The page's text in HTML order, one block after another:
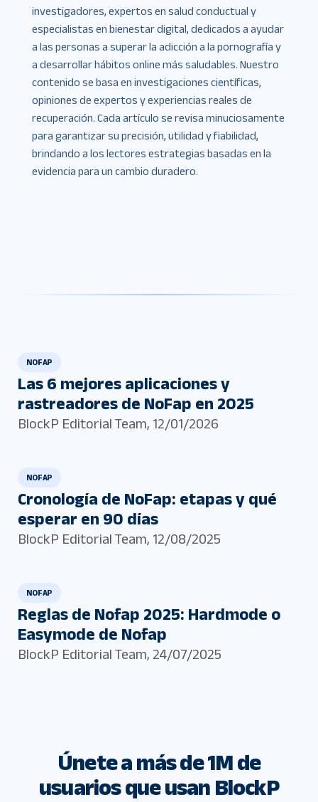
investigadores, expertos en salud conductual y
especialistas en bienestar digital, dedicados a ayudar
a las personas a superar la adicción a la pornografía y
a desarrollar hábitos online más saludables. Nuestro
contenido se basa en investigaciones científicas,
opiniones de expertos y experiencias reales de
recuperación. Cada artículo se revisa minuciosamente
para garantizar su precisión, utilidad y fiabilidad,
brindando a los lectores estrategias basadas en la
evidencia para un cambio duradero.
NOFAP
Las 6 mejores aplicaciones y
rastreadores de NoFap en 2025
BlockP Editorial Team, 12/01/2026
NOFAP
Cronología de NoFap: etapas y qué
esperar en 90 días
BlockP Editorial Team, 12/08/2025
NOFAP
Reglas de Nofap 2025: Hardmode o
Easymode de Nofap
BlockP Editorial Team, 24/07/2025
Únete a más de 1M de
usuarios que usan BlockP